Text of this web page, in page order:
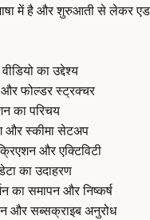
भाषा में है और शुरुआती से लेकर
का उद्देश्य
फोल्डर स्ट्रक्चर
का परिचय
और स्कीमा सेटअप
और एक्टिविटी
का उदाहरण
का समापन और निष्कर्ष
और सब्सक्राइब अनुरोध